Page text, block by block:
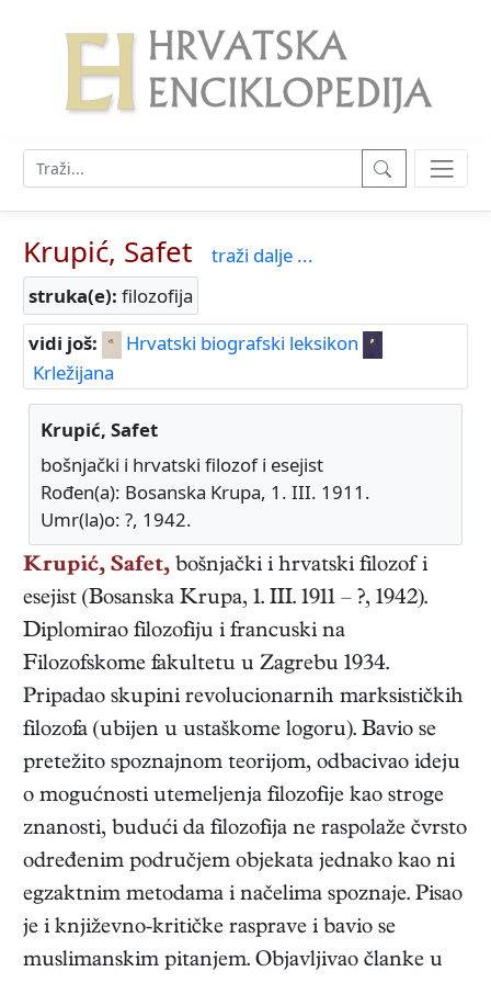
Krupić, Safet
traži dalje ...
struka(e): filozofija
vidi još:
Hrvatski biografski leksikon
Krležijana
Krupić, Safet
bošnjački i hrvatski filozof i esejist
Rođen(a): Bosanska Krupa, 1. III. 1911.
Umr(la)o: ?, 1942.
Krupić, Safet, bošnjački i hrvatski filozof i
esejist (Bosanska Krupa, 1. III. 1911 – ?, 1942).
Diplomirao filozofiju i francuski na
Filozofskome fakultetu u Zagrebu 1934.
Pripadao skupini revolucionarnih marksističkih
filozofa (ubijen u ustaškome logoru). Bavio se
pretežito spoznajnom teorijom, odbacivao ideju
o mogućnosti utemeljenja filozofije kao stroge
znanosti, budući da filozofija ne raspolaže čvrsto
određenim područjem objekata jednako kao ni
egzaktnim metodama i načelima spoznaje. Pisao
je i književno-kritičke rasprave i bavio se
muslimanskim pitanjem. Objavljivao članke u